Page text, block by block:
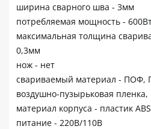
ширина сварного шва - 3мм
потребляемая мощность -
максимальная толщина
0,3мм
нож - нет
свариваемый материал - ПОФ,
воздушно-пузырьковая
материал корпуса - пластик ABS
питание - 220В/110В